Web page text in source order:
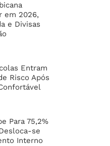
em 2026,
e Divisas
Entram
Risco Após
Para 75,2%
se
Interno